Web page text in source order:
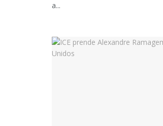
a...